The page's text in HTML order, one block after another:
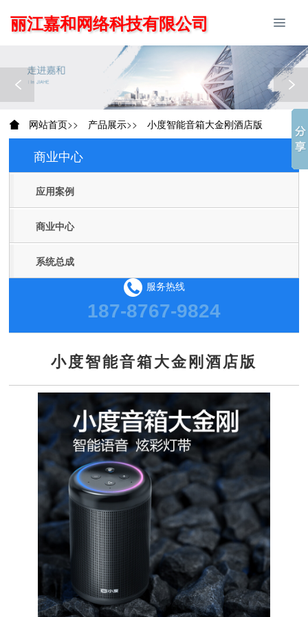
丽江嘉和网络科技有限公司
网站首页>> 产品展示>> 小度智能音箱大金刚酒店版
商业中心
Products
应用案例
商业中心
系统总成
服务热线
187-8767-9824
小度智能音箱大金刚酒店版